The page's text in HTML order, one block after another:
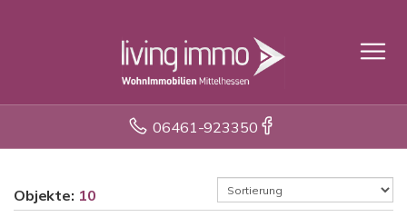
06461-923350
Objekte: 10